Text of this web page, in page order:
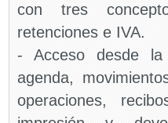
con tres
retenciones e IVA.
- Acceso desde
agenda,
operaciones,